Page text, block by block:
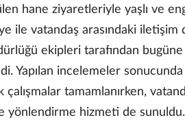
hane ziyaretleriyle yaşlı ve
ile vatandaş arasındaki iletişim
ekipleri tarafından
Yapılan incelemeler
çalışmalar tamamlanırken,
yönlendirme hizmeti de sunuldu.